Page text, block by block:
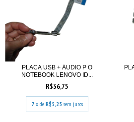
PLACA USB + ÁUDIO P O
NOTEBOOK LENOVO ID...
R$36,75
7 x de R$5,25 sem juros